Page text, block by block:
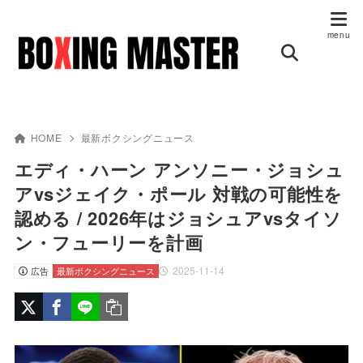
HOME 最新ボクシングニュース
エディ・ハーン アンソニー・ジョシュ
アvsジェイク・ポール 対戦の可能性を
認める / 2026年はジョシュアvsタイソ
ン・フューリーを計画
広告 2025-11-14
最新ボクシングニュース